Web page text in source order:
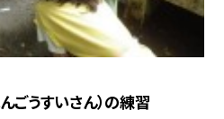
うすいさん）の練習